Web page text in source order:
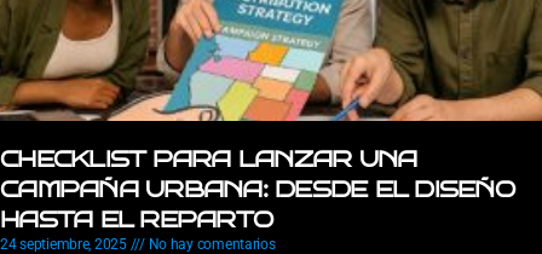
CHECKLIST PARA LANZAR UNA
CAMPAÑA URBANA: DESDE EL DISEÑO
HASTA EL REPARTO
24 septiembre, 2025 No hay comentarios